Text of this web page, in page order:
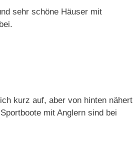
sehr schöne Häuser mit
kurz auf, aber von hinten nähert
mit Anglern sind bei